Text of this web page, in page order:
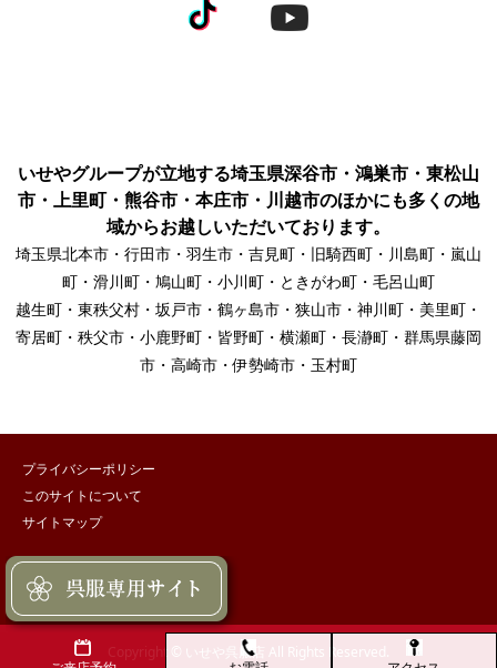
いせやグループが立地する埼玉県深谷市・鴻巣市・東松山
市・上里町・熊谷市・本庄市・川越市のほかにも多くの地
域からお越しいただいております。
埼玉県北本市・行田市・羽生市・吉見町・旧騎西町・川島町・嵐山
町・滑川町・鳩山町・小川町・ときがわ町・毛呂山町
越生町・東秩父村・坂戸市・鶴ヶ島市・狭山市・神川町・美里町・
寄居町・秩父市・小鹿野町・皆野町・横瀬町・長瀞町・群馬県藤岡
市・高崎市・伊勢崎市・玉村町
プライバシーポリシー
このサイトについて
サイトマップ
Copyright © いせや呉服店 All Rights Reserved.